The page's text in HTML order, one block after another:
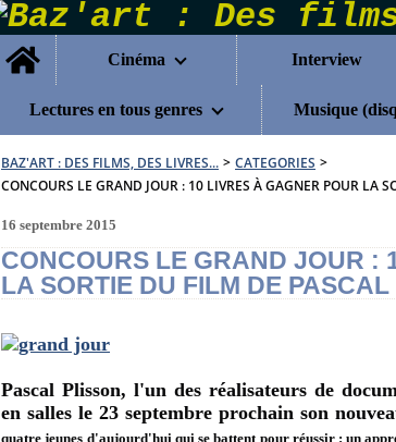
Home
Cinéma
Interview
Lectures en tous genres Musique
BAZ'ART : DES FILMS, DES LIVRES... > CATEGORIES >
CONCOURS LE GRAND JOUR : 10 LIVRES À GAGNER POUR LA
16 septembre 2015
CONCOURS LE GRAND JOUR :
LA SORTIE DU FILM DE PASCAL
Pascal Plisson, l'un des réalisateurs de
en salles le 23 septembre prochain son
quatre jeunes d'aujourd'hui qui se battent pour réussir : un